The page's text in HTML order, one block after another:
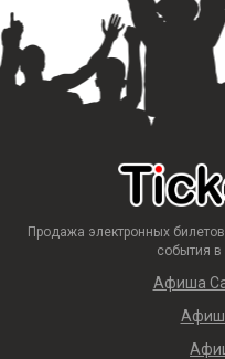
Продажа электронных
события в
Афиша